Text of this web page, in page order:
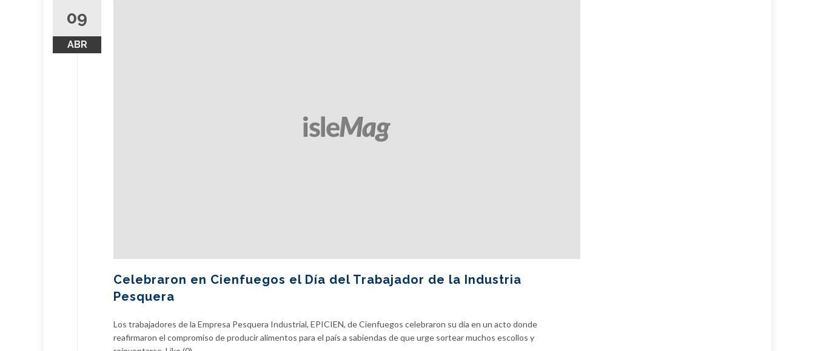
09
ABR
Celebraron en Cienfuegos el Día del Trabajador de la Industria
Pesquera
Los trabajadores de la Empresa Pesquera Industrial, EPICIEN, de Cienfuegos celebraron su día en un acto donde
reafirmaron el compromiso de producir alimentos para el país a sabiendas de que urge sortear muchos escollos y